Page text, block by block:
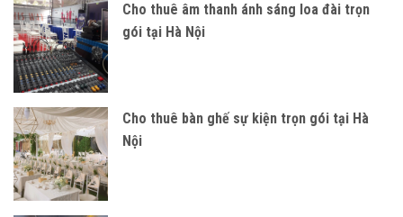
Cho thuê âm thanh ánh sáng loa đài trọn
gói tại Hà Nội
Cho thuê bàn ghế sự kiện trọn gói tại Hà
Nội